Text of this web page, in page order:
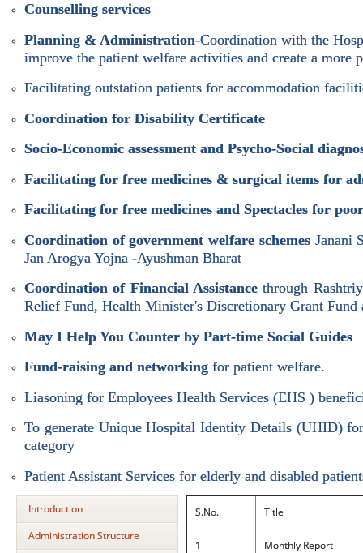
Counselling services
Planning & Administration-Coordination with the
improve the patient welfare activities and create a more
Facilitating outstation patients for accommodation
Coordination for Disability Certificate
Socio-Economic assessment and Psycho-Social
Facilitating for free medicines & surgical items for
Facilitating for free medicines and Spectacles for
Coordination of government welfare schemesJanani
Jan Arogya Yojna -Ayushman Bharat
Coordination of Financial Assistancethrough
Relief Fund, Health Minister's Discretionary Grant Fund
May I Help You Counter by Part-time Social Guides
Fund-raising and networking for patient welfare.
Liasoning for Employees Health Services (EHS )
To generate Unique Hospital Identity Details (UHID)
category
Patient Assistant Services for elderly and disabled
Introduction
Administration Structure
S.No. Title
1 Monthly Report